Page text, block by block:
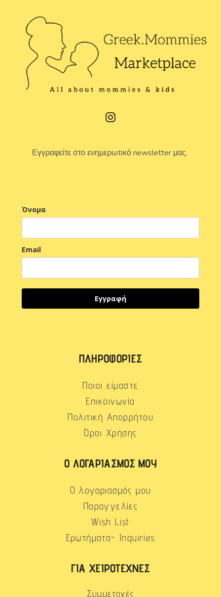
Εγγραφείτε στο ενημερωτικό newsletter μας.
Όνομα
Email
Εγγραφή
ΠΛΗΡΟΦΟΡΊΕΣ
Ποιοι είμαστε
Επικοινωνία
Πολιτική Απορρήτου
Όροι Χρήσης
Ο ΛΟΓΑΡΙΑΣΜΌΣ ΜΟΥ
Ο λογαριασμός μου
Παραγγελίες
Wish List
Ερωτήματα- Inquiries
ΓΙΑ ΧΕΙΡΟΤΈΧΝΕΣ
Συμμετοχές